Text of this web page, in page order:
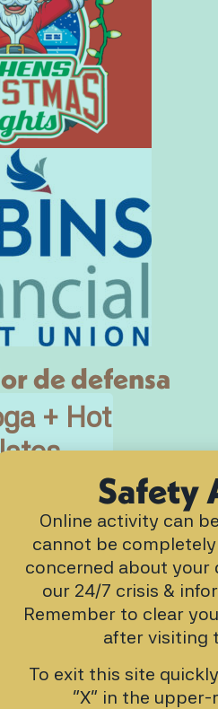
a
de mi
he
nuestra comunidad.
Cottage es el socio
comunitario oficial
UNG Oconee,
proporcionando
cruciales y defensa
sexual y abuso
Nuestra asesora
Stephanie Rountree,
ejerce como
Junta Directiva de
Cottage, y a través
recordamos
cuán profundamente
campus. Participar
recaudación de
algo a una
da tanto a los
la UNG, y nos honra
su misión a través de
trabajo en el
AGT.
de defensa
+ Hot
de apoyo
Nabo Realty
Petal & Pine Florist
Sunflowers Against
Sexual Assault
Tonia y Tony
Safety
Online activity can
cannot be completely
concerned about your
our 24/7 crisis &
Remember to clear
after visiting
To exit this site
“X” in the